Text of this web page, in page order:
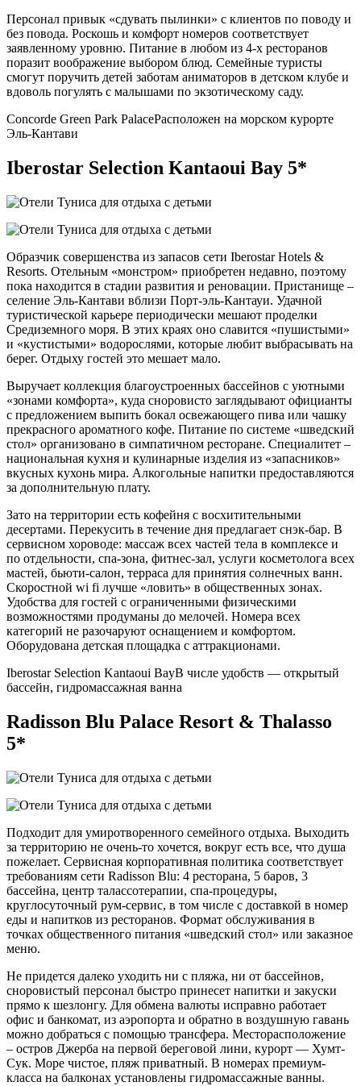
Персонал привык «сдувать пылинки» с клиентов по поводу и
без повода. Роскошь и комфорт номеров соответствует
заявленному уровню. Питание в любом из 4-х ресторанов
поразит воображение выбором блюд. Семейные туристы
смогут поручить детей заботам аниматоров в детском клубе и
вдоволь погулять с малышами по экзотическому саду.
Concorde Green Park PalaceРасположен на морском курорте
Эль-Кантави
Iberostar Selection Kantaoui Bay 5*
Образчик совершенства из запасов сети Iberostar Hotels &
Resorts. Отельным «монстром» приобретен недавно, поэтому
пока находится в стадии развития и реновации. Пристанище –
селение Эль-Кантави вблизи Порт-эль-Кантауи. Удачной
туристической карьере периодически мешают проделки
Средиземного моря. В этих краях оно славится «пушистыми»
и «кустистыми» водорослями, которые любит выбрасывать на
берег. Отдыху гостей это мешает мало.
Выручает коллекция благоустроенных бассейнов с уютными
«зонами комфорта», куда сноровисто заглядывают официанты
с предложением выпить бокал освежающего пива или чашку
прекрасного ароматного кофе. Питание по системе «шведский
стол» организовано в симпатичном ресторане. Специалитет –
национальная кухня и кулинарные изделия из «запасников»
вкусных кухонь мира. Алкогольные напитки предоставляются
за дополнительную плату.
Зато на территории есть кофейня с восхитительными
десертами. Перекусить в течение дня предлагает снэк-бар. В
сервисном хороводе: массаж всех частей тела в комплексе и
по отдельности, спа-зона, фитнес-зал, услуги косметолога всех
мастей, бьюти-салон, терраса для принятия солнечных ванн.
Скоростной wi fi лучше «ловить» в общественных зонах.
Удобства для гостей с ограниченными физическими
возможностями продуманы до мелочей. Номера всех
категорий не разочаруют оснащением и комфортом.
Оборудована детская площадка с аттракционами.
Iberostar Selection Kantaoui BayВ числе удобств — открытый
бассейн, гидромассажная ванна
Radisson Blu Palace Resort & Thalasso
5*
Подходит для умиротворенного семейного отдыха. Выходить
за территорию не очень-то хочется, вокруг есть все, что душа
пожелает. Сервисная корпоративная политика соответствует
требованиям сети Radisson Blu: 4 ресторана, 5 баров, 3
бассейна, центр талассотерапии, спа-процедуры,
круглосуточный рум-сервис, в том числе с доставкой в номер
еды и напитков из ресторанов. Формат обслуживания в
точках общественного питания «шведский стол» или заказное
меню.
Не придется далеко уходить ни с пляжа, ни от бассейнов,
сноровистый персонал быстро принесет напитки и закуски
прямо к шезлонгу. Для обмена валюты исправно работает
офис и банкомат, из аэропорта и обратно в воздушную гавань
можно добраться с помощью трансфера. Месторасположение
– остров Джерба на первой береговой лини, курорт — Хумт-
Сук. Море чистое, пляж приватный. В номерах премиум-
класса на балконах установлены гидромассажные ванны.